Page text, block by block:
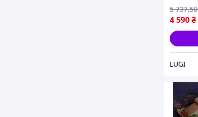
4 590₴
5 737.50
LUGI